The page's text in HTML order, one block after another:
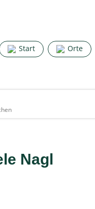
Start Orte
Start Orte
Nagl